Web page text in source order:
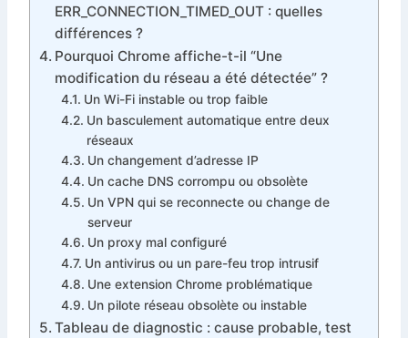
ERR_CONNECTION_TIMED_OUT : quelles
différences ?
Pourquoi Chrome affiche-t-il “Une
modification du réseau a été détectée” ?
Un Wi-Fi instable ou trop faible
Un basculement automatique entre deux
réseaux
Un changement d’adresse IP
Un cache DNS corrompu ou obsolète
Un VPN qui se reconnecte ou change de
serveur
Un proxy mal configuré
Un antivirus ou un pare-feu trop intrusif
Une extension Chrome problématique
Un pilote réseau obsolète ou instable
Tableau de diagnostic : cause probable, test